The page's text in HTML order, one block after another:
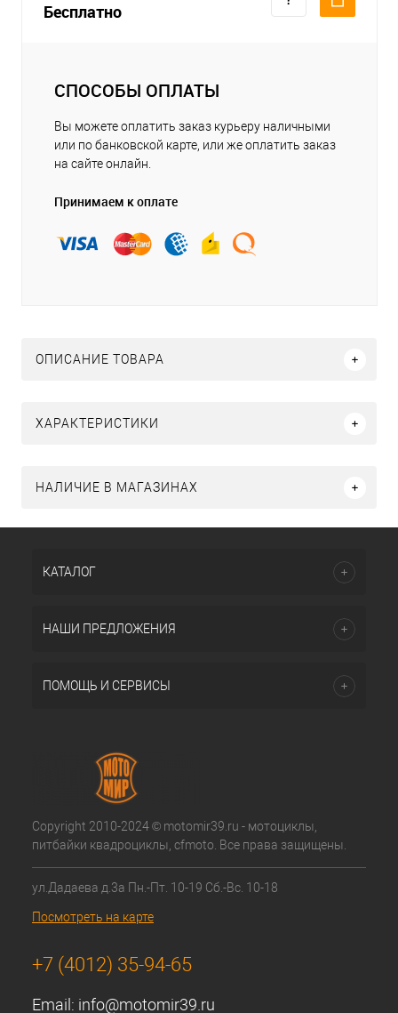
Бесплатно
СПОСОБЫ ОПЛАТЫ
Вы можете оплатить заказ курьеру наличными
или по банковской карте, или же оплатить заказ
на сайте онлайн.
Принимаем к оплате
ОПИСАНИЕ ТОВАРА
ХАРАКТЕРИСТИКИ
НАЛИЧИЕ В МАГАЗИНАХ
КАТАЛОГ
НАШИ ПРЕДЛОЖЕНИЯ
ПОМОЩЬ И СЕРВИСЫ
Copyright 2010-2024 © motomir39.ru - мотоциклы,
питбайки квадроциклы, cfmoto. Все права защищены.
ул.Дадаева д.3а Пн.-Пт. 10-19 Сб.-Вс. 10-18
Посмотреть на карте
+7 (4012) 35-94-65
Email: info@motomir39.ru